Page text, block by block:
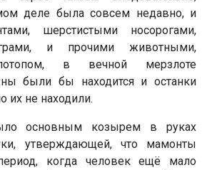
деле была совсем недавно, и
шерстистыми носорогами,
и прочими животными,
в вечной мерзлоте
были бы находится и останки
их не находили.
основным козырем в руках
утверждающей, что мамонты
когда человек ещё мало